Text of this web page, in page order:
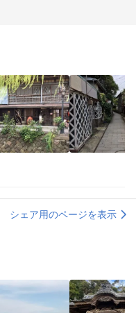
シェア用のページを表示